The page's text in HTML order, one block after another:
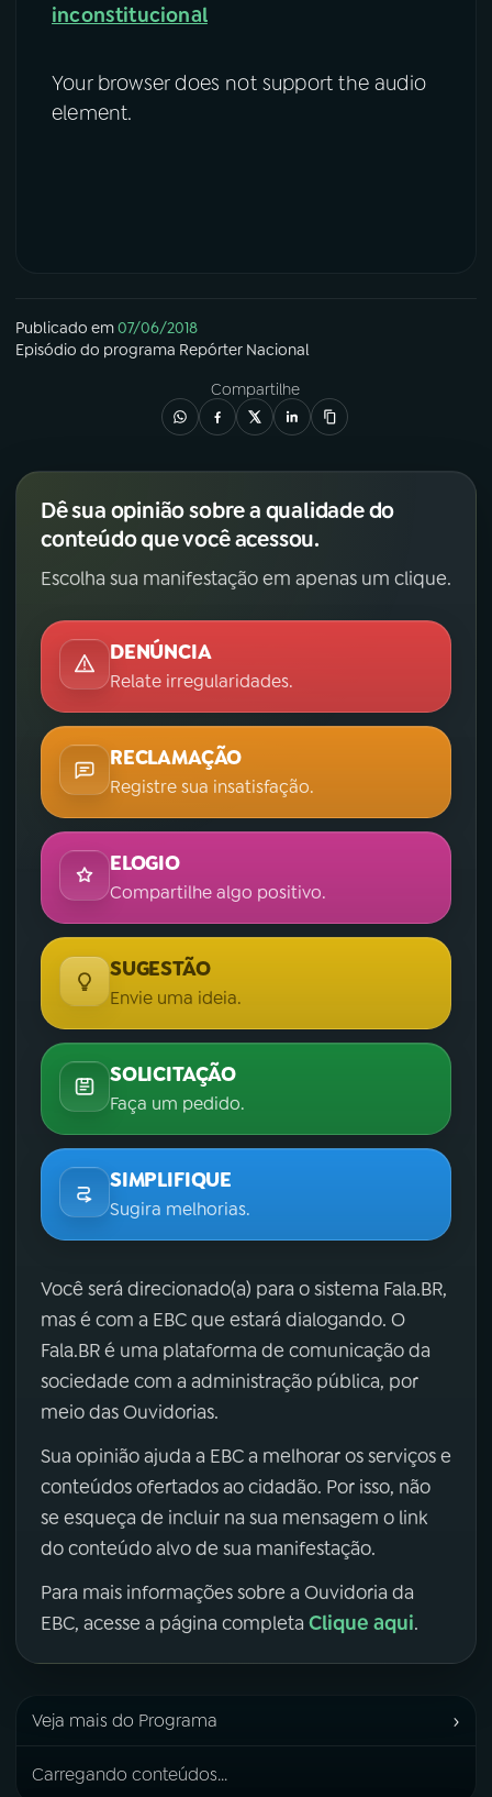
inconstitucional
Your browser does not support the audio
element.
Publicado em07/06/2018
Episódio do programa Repórter Nacional
Compartilhe
Dê sua opinião sobre a qualidade do
conteúdo que você acessou.
Escolha sua manifestação em apenas um clique.
DENÚNCIA
Relate irregularidades.
RECLAMAÇÃO
Registre sua insatisfação.
ELOGIO
Compartilhe algo positivo.
SUGESTÃO
Envie uma ideia.
SOLICITAÇÃO
Faça um pedido.
SIMPLIFIQUE
Sugira melhorias.
Você será direcionado(a) para o sistema Fala.BR,
mas é com a EBC que estará dialogando. O
Fala.BR é uma plataforma de comunicação da
sociedade com a administração pública, por
meio das Ouvidorias.
Sua opinião ajuda a EBC a melhorar os serviços e
conteúdos ofertados ao cidadão. Por isso, não
se esqueça de incluir na sua mensagem o link
do conteúdo alvo de sua manifestação.
Para mais informações sobre a Ouvidoria da
EBC, acesse a página completa Clique aqui.
Veja mais do Programa ›
Carregando conteúdos...